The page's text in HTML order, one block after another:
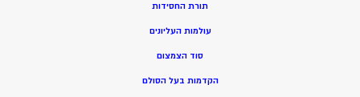
תורת החסידות
עולמות העליונים
סוד הצמצום
הקדמות בעל הסולם